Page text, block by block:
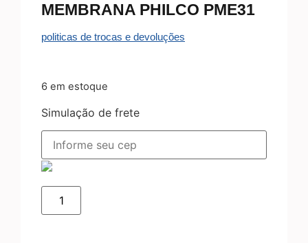
MEMBRANA PHILCO PME31
politicas de trocas e devoluções
6 em estoque
Simulação de frete